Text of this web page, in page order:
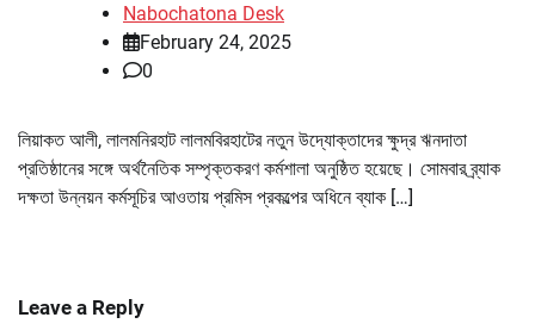
Nabochatona Desk
February 24, 2025
0
লিয়াকত আলী, লালমনিরহাট লালমবিরহাটের নতুন উদ্যোক্তাদের ক্ষুদ্র ঋনদাতা
প্রতিষ্ঠানের সঙ্গে অর্থনৈতিক সম্পৃক্তকরণ কর্মশালা অনুষ্ঠিত হয়েছে। সোমবার ব্র্যাক
দক্ষতা উন্নয়ন কর্মসূচির আওতায় প্রমিস প্রকল্পের অধিনে ব্যাক […]
Leave a Reply